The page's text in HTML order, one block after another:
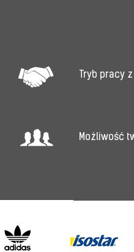
Tryb pracy
Możliwość